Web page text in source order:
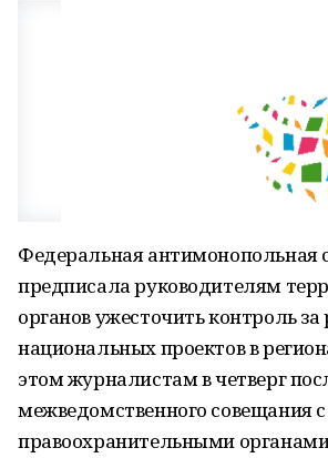
Федеральная антимонопольная
предписала руководителям
органов ужесточить контроль
национальных проектов в
этом журналистам в четверг
межведомственного совещания с
правоохранительными